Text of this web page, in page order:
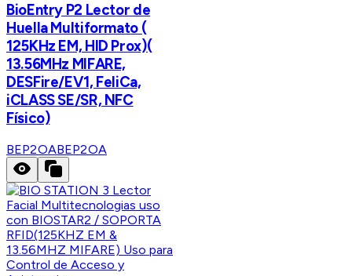
BioEntry P2 Lector de
Huella Multiformato (
125KHz EM, HID Prox)(
13.56MHz MIFARE,
DESFire/EV1, FeliCa,
iCLASS SE/SR, NFC
Físico)
BEP2OABEP2OA